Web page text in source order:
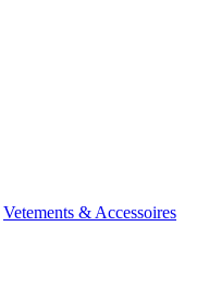
Vetements & Accessoires